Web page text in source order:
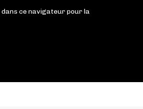
ce navigateur pour la